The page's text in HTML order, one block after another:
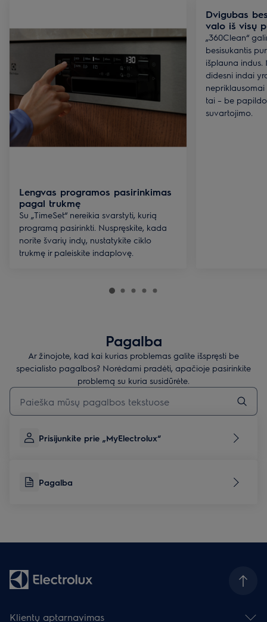
Lengvas programos pasirinkimas
pagal trukmę
Su „TimeSet“ nereikia svarstyti, kurią
programą pasirinkti. Nuspręskite, kada
norite švarių indų, nustatykite ciklo
trukmę ir paleiskite indaplovę.
Dvigubas
valo iš visų
„360Clean“
besisukantis
išplauna indus.
didesni indai
tai – be
suvartojimo.
Pagalba
Ar žinojote, kad kai kurias problemas galite išspręsti be
specialisto pagalbos? Norėdami pradėti, apačioje pasirinkite
problemą su kuria susidūrėte.
Įveskite tekstą, jei norite ieškoti pagalbinių straipsnių
Prisijunkite prie „MyElectrolux“
Pagalba
Klientų aptarnavimas